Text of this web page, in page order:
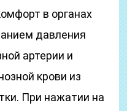
в органах
давления
артерии и
крови из
При нажатии на